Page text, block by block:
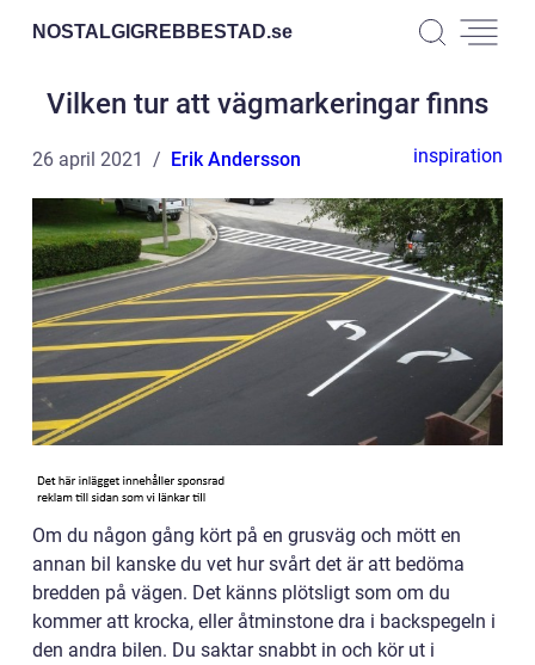
NOSTALGIGREBBESTAD.se
Vilken tur att vägmarkeringar finns
26 april 2021 Erik Andersson inspiration
Om du någon gång kört på en grusväg och mött en
annan bil kanske du vet hur svårt det är att bedöma
bredden på vägen. Det känns plötsligt som om du
kommer att krocka, eller åtminstone dra i backspegeln i
den andra bilen. Du saktar snabbt in och kör ut i